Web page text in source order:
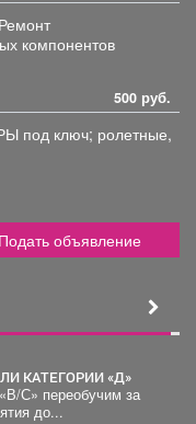
компонентов
500 руб.
под ключ; ролетные,
Подать объявление
КАТЕГОРИИ «Д»
С» переобучим за
до...